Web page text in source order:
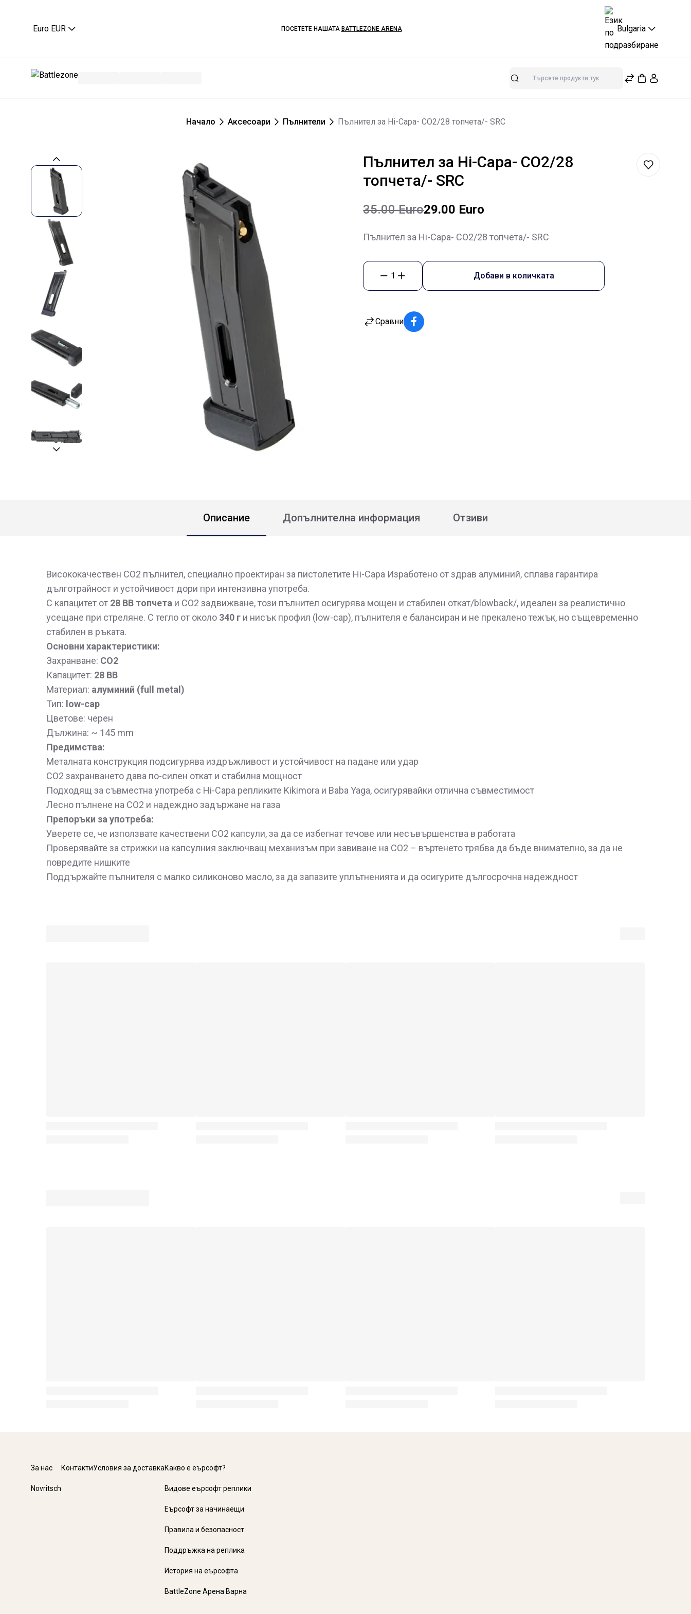
Euro EUR ПОСЕТЕТЕ НАШАТА BATTLEZONE ARENA Bulgaria
Търсене
Начало Аксесоари Пълнители Пълнител за Hi-Capa- CO2/28 топчета/- SRC
Пълнител за Hi-Capa- CO2/28
топчета/- SRC
35.00 Euro29.00 Euro
Пълнител за Hi-Capa- CO2/28 топчета/- SRC
1 Добави в количката
Сравни
Описание Допълнителна информация Отзиви
Висококачествен CO2 пълнител, специално проектиран за пистолетите Hi-Capa Изработено от здрав алуминий, сплава гарантира
дълготрайност и устойчивост дори при интензивна употреба.
С капацитет от 28 BB топчета и CO2 задвижване, този пълнител осигурява мощен и стабилен откат/blowback/, идеален за реалистично
усещане при стреляне. С тегло от около 340 г и нисък профил (low-cap), пълнителя е балансиран и не прекалено тежък, но същевременно
стабилен в ръката.
Основни характеристики:
Захранване: CO2
Капацитет: 28 BB
Материал: алуминий (full metal)
Тип: low-cap
Цветове: черен
Дължина: ~ 145 mm
Предимства:
Металната конструкция подсигурява издръжливост и устойчивост на падане или удар
CO2 захранването дава по-силен откат и стабилна мощност
Подходящ за съвместна употреба с Hi-Capa репликите Kikimora и Baba Yaga, осигурявайки отлична съвместимост
Лесно пълнене на CO2 и надеждно задържане на газа
Препоръки за употреба:
Уверете се, че използвате качествени CO2 капсули, за да се избегнат течове или несъвършенства в работата
Проверявайте за стрижки на капсулния заключващ механизъм при завиване на CO2 – въртенето трябва да бъде внимателно, за да не
повредите нишките
Поддържайте пълнителя с малко силиконово масло, за да запазите уплътненията и да осигурите дългосрочна надеждност
За нас
Novritsch
КонтактиУсловия за доставкаКакво е еърсофт?
Видове еърсофт реплики
Еърсофт за начинаещи
Правила и безопасност
Поддръжка на реплика
История на еърсофта
BattleZone Арена Варна